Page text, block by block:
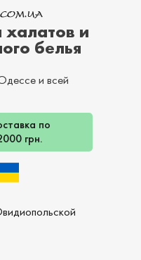
халатов и
белья
и всей
по
грн.